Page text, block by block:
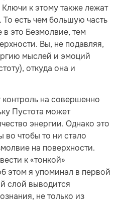
к этому также лежат
есть чем большую часть
в это Безмолвие, тем
Вы, не подавляя,
мыслей и эмоций
откуда она и
контроль на совершенно
Пустота может
энергии. Однако это
во чтобы то ни стало
на поверхности.
к «тонкой»
этом я упоминал в первой
слой выводится
не только из